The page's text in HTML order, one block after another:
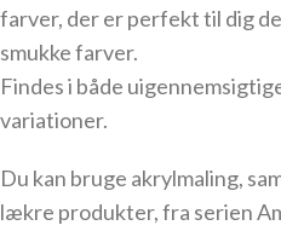
farver, der er perfekt til dig
smukke farver.
Findes i både
variationer.
Du kan bruge akrylmaling,
lækre produkter, fra serien